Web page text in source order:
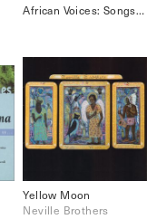
African Voices: Songs of Life
Yellow Moon
Neville Brothers